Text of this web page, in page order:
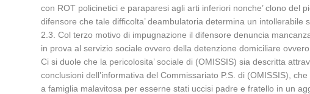
con ROT policinetici e paraparesi agli arti inferiori nonche’ clono del
difensore che tale difficolta’ deambulatoria determina un intollerabile
2.3. Col terzo motivo di impugnazione il difensore denuncia
in prova al servizio sociale ovvero della detenzione domiciliare ovvero
Ci si duole che la pericolosita’ sociale di (OMISSIS) sia descritta
conclusioni dell’informativa del Commissariato P.S. di (OMISSIS),
a famiglia malavitosa per esserne stati uccisi padre e fratello in un